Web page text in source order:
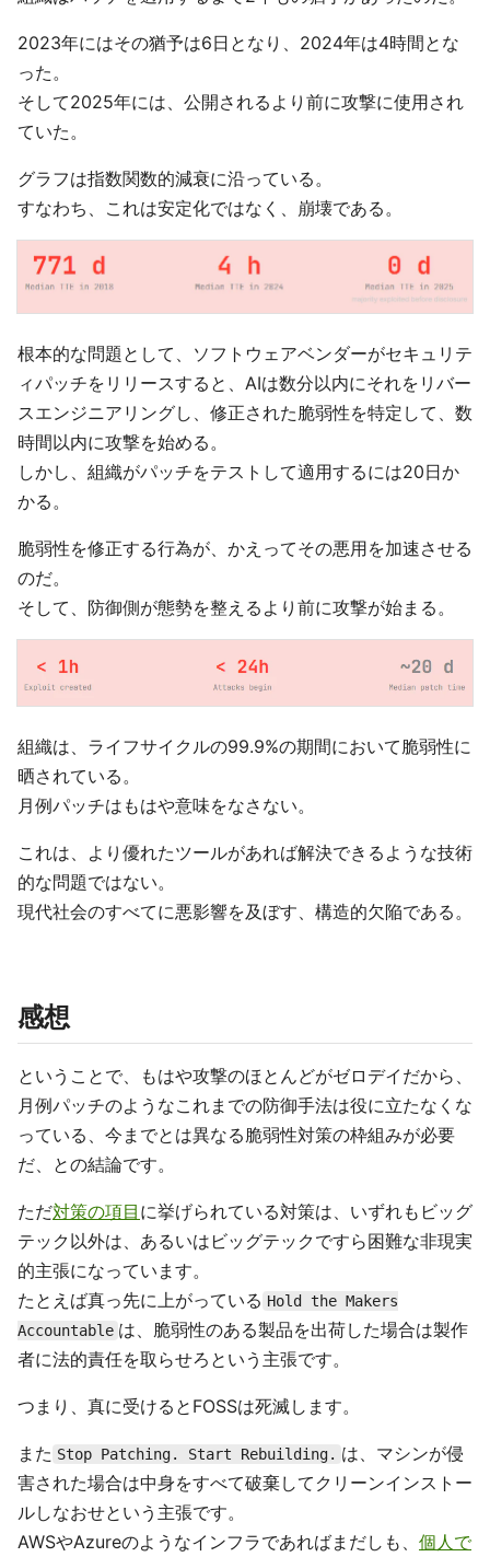
2023年にはその猶予は6日となり、2024年は4時間とな
った。
そして2025年には、公開されるより前に攻撃に使用され
ていた。
グラフは指数関数的減衰に沿っている。
すなわち、これは安定化ではなく、崩壊である。
根本的な問題として、ソフトウェアベンダーがセキュリテ
ィパッチをリリースすると、AIは数分以内にそれをリバー
スエンジニアリングし、修正された脆弱性を特定して、数
時間以内に攻撃を始める。
しかし、組織がパッチをテストして適用するには20日か
かる。
脆弱性を修正する行為が、かえってその悪用を加速させる
のだ。
そして、防御側が態勢を整えるより前に攻撃が始まる。
組織は、ライフサイクルの99.9%の期間において脆弱性に
晒されている。
月例パッチはもはや意味をなさない。
これは、より優れたツールがあれば解決できるような技術
的な問題ではない。
現代社会のすべてに悪影響を及ぼす、構造的欠陥である。
感想
ということで、もはや攻撃のほとんどがゼロデイだから、
月例パッチのようなこれまでの防御手法は役に立たなくな
っている、今までとは異なる脆弱性対策の枠組みが必要
だ、との結論です。
ただ対策の項目 に挙げられている対策は、いずれもビッグ
テック以外は、あるいはビッグテックですら困難な非現実
的主張になっています。
たとえば真っ先に上がっている Hold the Makers
Accountable は、脆弱性のある製品を出荷した場合は製作
者に法的責任を取らせろという主張です。
つまり、真に受けるとFOSSは死滅します。
また Stop Patching. Start Rebuilding. は、マシンが侵
害された場合は中身をすべて破棄してクリーンインストー
ルしなおせという主張です。
AWSやAzureのようなインフラであればまだしも、 個人で